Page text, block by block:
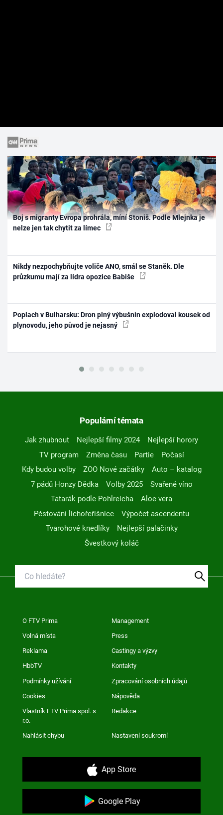
Boj s migranty Evropa prohrála, míní Stoniš. Podle Mlejnka je
nelze jen tak chytit za límec
Nikdy nezpochybňujte voliče ANO, smál se Staněk. Dle
průzkumu mají za lídra opozice Babiše
Poplach v Bulharsku: Dron plný výbušnin explodoval kousek od
plynovodu, jeho původ je nejasný
Populární témata
Jak zhubnout Nejlepší filmy 2024
Nejlepší horory
TV program
Změna času Partie
Počasí
Kdy budou volby
ZOO Nové začátky
Auto – katalog
7 pádů Honzy Dědka
Volby 2025
Svařené víno
Tatarák podle Pohlreicha
Aloe vera
Pěstování lichořeřišnice
Výpočet ascendentu
Tvarohové knedlíky
Nejlepší palačinky
Švestkový koláč
O FTV Prima Management
Volná místa Press
Reklama Castingy a výzvy
HbbTV Kontakty
Podmínky užívání Zpracování osobních údajů
Cookies Nápověda
Vlastník FTV Prima spol. s
r.o.
Redakce
Nahlásit chybu Nastavení soukromí
App Store
Google Play